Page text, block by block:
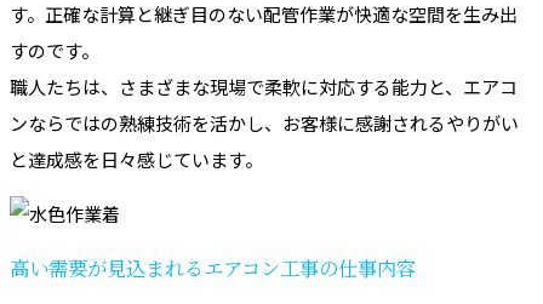
す。正確な計算と継ぎ目のない配管作業が快適な空間を生み出
すのです。
職人たちは、さまざまな現場で柔軟に対応する能力と、エアコ
ンならではの熟練技術を活かし、お客様に感謝されるやりがい
と達成感を日々感じています。
高い需要が見込まれるエアコン工事の仕事内容